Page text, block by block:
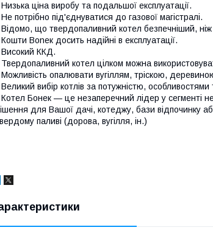
Низька ціна виробу та подальшої експлуатації.
Не потрібно під'єднуватися до газової магістралі.
Відомо, що твердопаливний котел безпечніший, ніж
Кошти Boneк досить надійні в експлуатації.
Високий ККД.
Твердопаливний котел цілком можна
Можливість опалювати вугіллям, тріскою,
Великий вибір котлів за потужністю,
Котел Бонек — це незаперечний лідер у сегменті
для Вашої дачі, котеджу, бази відпочинку
паливі (дорова, вугілля, ін.)